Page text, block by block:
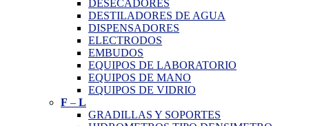
DESECADORES
DESTILADORES DE AGUA
DISPENSADORES
ELECTRODOS
EMBUDOS
EQUIPOS DE LABORATORIO
EQUIPOS DE MANO
EQUIPOS DE VIDRIO
F – L
GRADILLAS Y SOPORTES